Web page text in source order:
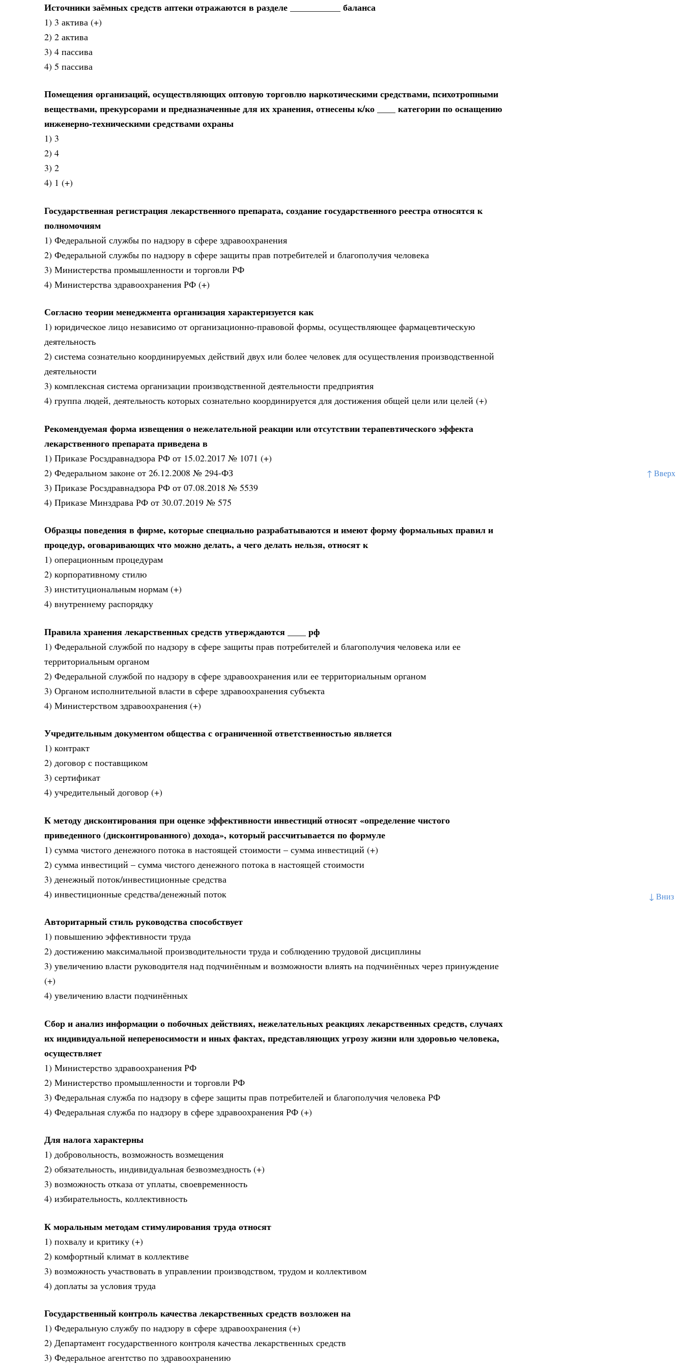
↑ Вверх
↓ Вниз
Источники заёмных средств аптеки отражаются в разделе ___________ баланса
1) 3 актива (+)
2) 2 актива
3) 4 пассива
4) 5 пассива
Помещения организаций, осуществляющих оптовую торговлю наркотическими средствами, психотропными
веществами, прекурсорами и предназначенные для их хранения, отнесены к/ко ____ категории по оснащению
инженерно-техническими средствами охраны
1) 3
2) 4
3) 2
4) 1 (+)
Государственная регистрация лекарственного препарата, создание государственного реестра относятся к
полномочиям
1) Федеральной службы по надзору в сфере здравоохранения
2) Федеральной службы по надзору в сфере защиты прав потребителей и благополучия человека
3) Министерства промышленности и торговли РФ
4) Министерства здравоохранения РФ (+)
Согласно теории менеджмента организация характеризуется как
1) юридическое лицо независимо от организационно-правовой формы, осуществляющее фармацевтическую
деятельность
2) система сознательно координируемых действий двух или более человек для осуществления производственной
деятельности
3) комплексная система организации производственной деятельности предприятия
4) группа людей, деятельность которых сознательно координируется для достижения общей цели или целей (+)
Рекомендуемая форма извещения о нежелательной реакции или отсутствии терапевтического эффекта
лекарственного препарата приведена в
1) Приказе Росздравнадзора РФ от 15.02.2017 № 1071 (+)
2) Федеральном законе от 26.12.2008 № 294-ФЗ
3) Приказе Росздравнадзора РФ от 07.08.2018 № 5539
4) Приказе Минздрава РФ от 30.07.2019 № 575
Образцы поведения в фирме, которые специально разрабатываются и имеют форму формальных правил и
процедур, оговаривающих что можно делать, а чего делать нельзя, относят к
1) операционным процедурам
2) корпоративному стилю
3) институциональным нормам (+)
4) внутреннему распорядку
Правила хранения лекарственных средств утверждаются ____ рф
1) Федеральной службой по надзору в сфере защиты прав потребителей и благополучия человека или ее
территориальным органом
2) Федеральной службой по надзору в сфере здравоохранения или ее территориальным органом
3) Органом исполнительной власти в сфере здравоохранения субъекта
4) Министерством здравоохранения (+)
Учредительным документом общества с ограниченной ответственностью является
1) контракт
2) договор с поставщиком
3) сертификат
4) учредительный договор (+)
К методу дисконтирования при оценке эффективности инвестиций относят «определение чистого
приведенного (дисконтированного) дохода», который рассчитывается по формуле
1) сумма чистого денежного потока в настоящей стоимости – сумма инвестиций (+)
2) сумма инвестиций – сумма чистого денежного потока в настоящей стоимости
3) денежный поток/инвестиционные средства
4) инвестиционные средства/денежный поток
Авторитарный стиль руководства способствует
1) повышению эффективности труда
2) достижению максимальной производительности труда и соблюдению трудовой дисциплины
3) увеличению власти руководителя над подчинённым и возможности влиять на подчинённых через принуждение
(+)
4) увеличению власти подчинённых
Сбор и анализ информации о побочных действиях, нежелательных реакциях лекарственных средств, случаях
их индивидуальной непереносимости и иных фактах, представляющих угрозу жизни или здоровью человека,
осуществляет
1) Министерство здравоохранения РФ
2) Министерство промышленности и торговли РФ
3) Федеральная служба по надзору в сфере защиты прав потребителей и благополучия человека РФ
4) Федеральная служба по надзору в сфере здравоохранения РФ (+)
Для налога характерны
1) добровольность, возможность возмещения
2) обязательность, индивидуальная безвозмездность (+)
3) возможность отказа от уплаты, своевременность
4) избирательность, коллективность
К моральным методам стимулирования труда относят
1) похвалу и критику (+)
2) комфортный климат в коллективе
3) возможность участвовать в управлении производством, трудом и коллективом
4) доплаты за условия труда
Государственный контроль качества лекарственных средств возложен на
1) Федеральную службу по надзору в сфере здравоохранения (+)
2) Департамент государственного контроля качества лекарственных средств
3) Федеральное агентство по здравоохранению